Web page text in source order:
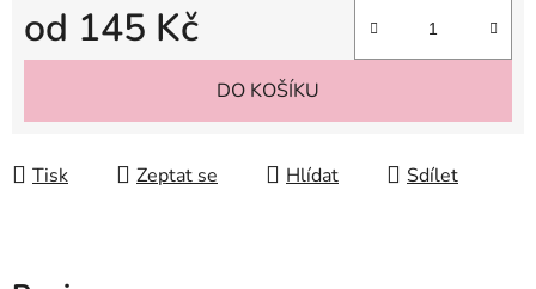
od 145 Kč
Měrná cena:
DO KOŠÍKU
Tisk Zeptat se Hlídat Sdílet